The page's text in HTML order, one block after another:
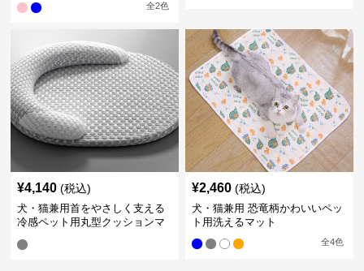
全2色
¥4,140 (税込)
犬・猫兼用首をやさしく支える
冷感ペット用丸型クッションマ
¥2,460 (税込)
犬・猫兼用 恐竜柄かわいいペッ
ト用洗えるマット
全4色